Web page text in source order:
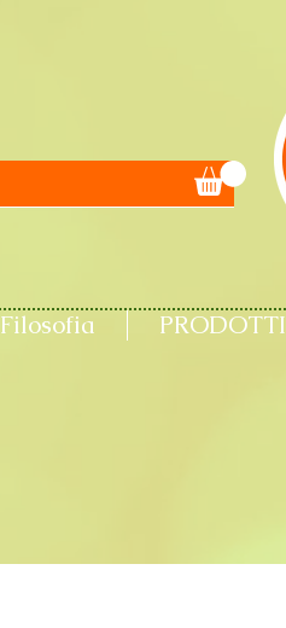
Filosofia PRODOTTI